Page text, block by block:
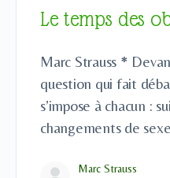
Le temps des
Marc Strauss *
question qui fait
s’impose à chacun :
changements de
Marc Strauss